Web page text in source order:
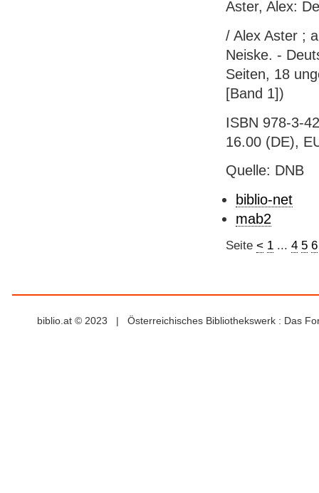
Aster, Alex:
/ Alex Aster ;
Neiske. -
Seiten, 18
[Band 1])
ISBN 978-3-
16.00 (DE),
Quelle: DNB
biblio-net
mab2
Seite < 1... 4 5 6
biblio.at © 2023 | Österreichisches Bibliothekswerk : Das